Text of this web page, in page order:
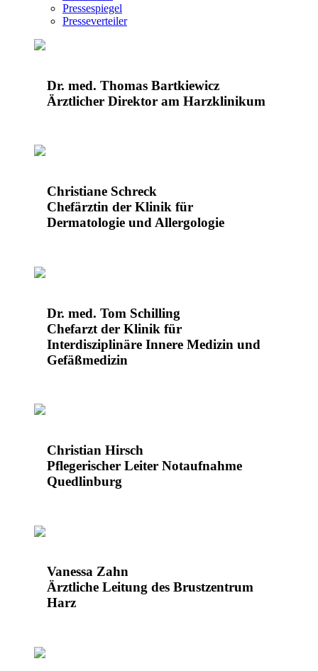
Pressespiegel
Presseverteiler
Dr. med. Thomas Bartkiewicz
Ärztlicher Direktor am Harzklinikum
Christiane Schreck
Chefärztin der Klinik für
Dermatologie und Allergologie
Dr. med. Tom Schilling
Chefarzt der Klinik für
Interdisziplinäre Innere Medizin und
Gefäßmedizin
Christian Hirsch
Pflegerischer Leiter Notaufnahme
Quedlinburg
Vanessa Zahn
Ärztliche Leitung des Brustzentrum
Harz